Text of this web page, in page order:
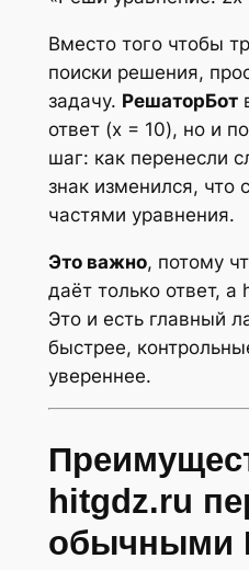
Вместо того чтобы
поиски решения,
задачу. РешаторБот
ответ (x = 10), но и
шаг: как перенесли
знак изменился, что
частями уравнения.
Это важно, потому
даёт только ответ, а
Это и есть главный
быстрее,
увереннее.
hitgdz.ru
обычными